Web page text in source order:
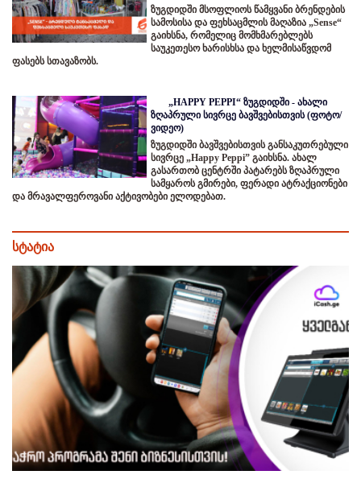
ზუგდიდში მსოფლიოს წამყვანი ბრენდების
სამოსისა და ფეხსაცმლის მაღაზია „Sense“
გაიხსნა, რომელიც მომხმარებლებს
საუკეთესო ხარისხსა და ხელმისაწვდომ
ფასებს სთავაზობს.
„HAPPY PEPPI“ ზუგდიდში - ახალი
ზღაპრული სივრცე ბავშვებისთვის (ფოტო/
ვიდეო)
ზუგდიდში ბავშვებისთვის განსაკუთრებული
სივრცე „Happy Peppi” გაიხსნა. ახალ
გასართობ ცენტრში პატარებს ზღაპრული
სამყაროს გმირები, ფერადი ატრაქციონები
და მრავალფეროვანი აქტივობები ელოდებათ.
სტატია